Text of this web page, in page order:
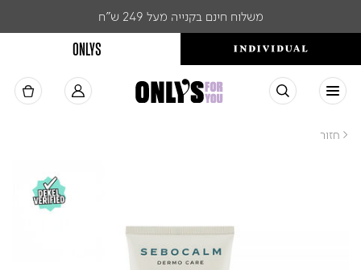
משלוח חינם בקנייה מעל 249 ש"ח
ONLYS
< חזור